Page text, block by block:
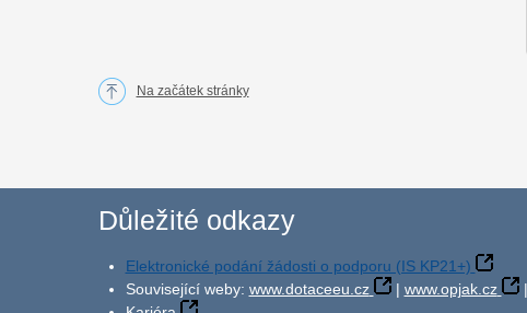
Na začátek stránky
Důležité odkazy
Elektronické podání žádosti o podporu (IS KP21+)
Související weby: www.dotaceeu.cz | www.opjak.cz |